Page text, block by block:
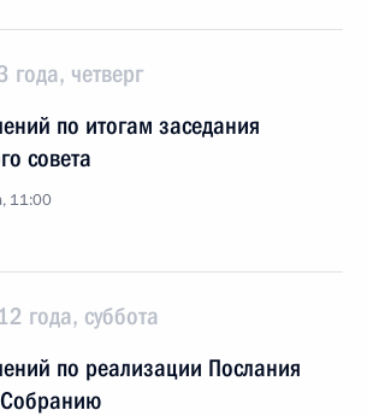
четверг
по итогам заседания
совета
11:00
года, суббота
по реализации Послания